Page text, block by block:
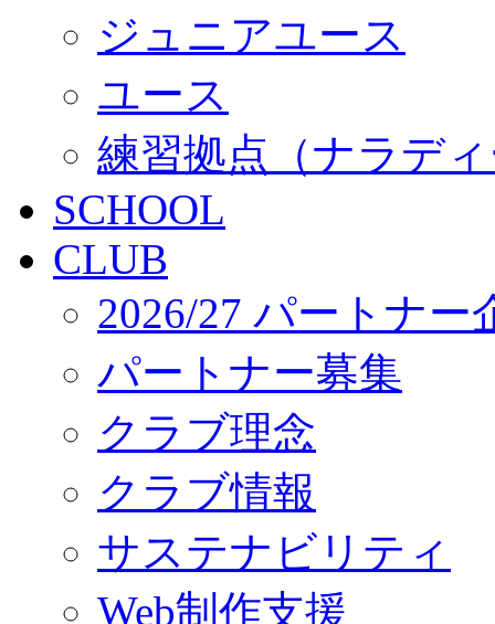
ジュニアユース
ユース
練習拠点（ナラデ
SCHOOL
CLUB
2026/27 パートナー
パートナー募集
クラブ理念
クラブ情報
サステナビリティ
Web制作支援